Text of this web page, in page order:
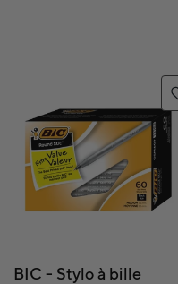
BIC - Stylo à bille